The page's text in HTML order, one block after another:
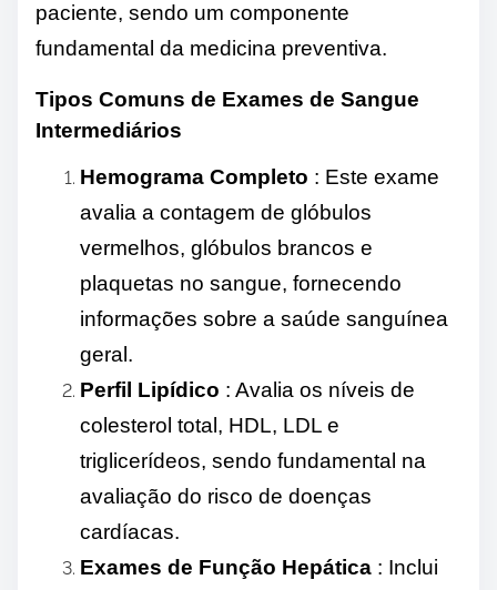
paciente, sendo um componente
fundamental da medicina preventiva.
Tipos Comuns de Exames de Sangue
Intermediários
Hemograma Completo : Este exame
avalia a contagem de glóbulos
vermelhos, glóbulos brancos e
plaquetas no sangue, fornecendo
informações sobre a saúde sanguínea
geral.
Perfil Lipídico : Avalia os níveis de
colesterol total, HDL, LDL e
triglicerídeos, sendo fundamental na
avaliação do risco de doenças
cardíacas.
Exames de Função Hepática : Inclui